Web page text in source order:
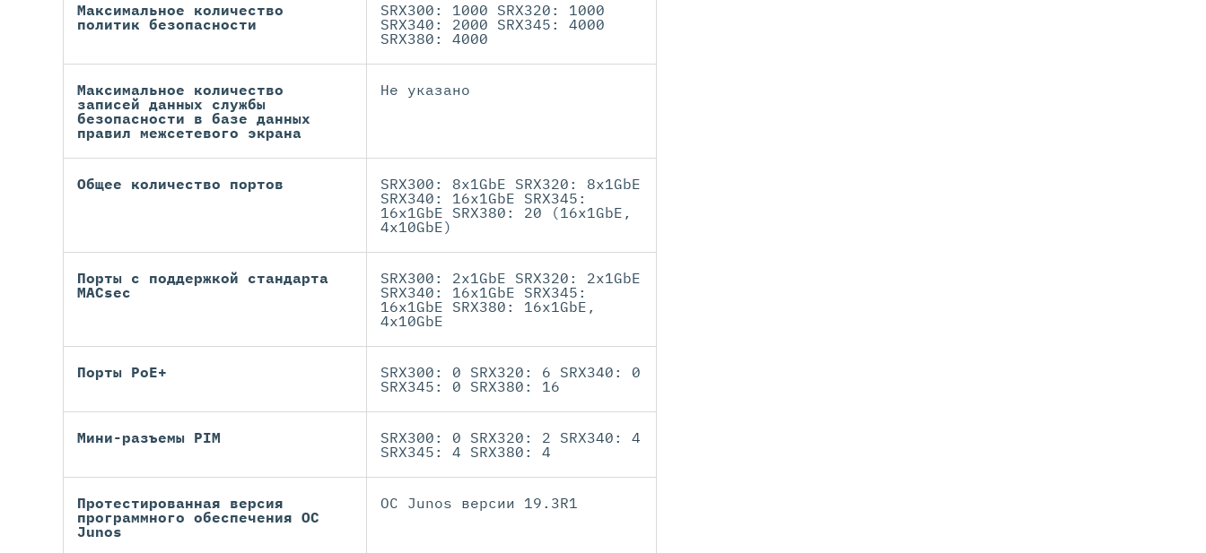
Максимальное количество
политик безопасности
SRX300: 1000 SRX320: 1000
SRX340: 2000 SRX345: 4000
SRX380: 4000
Максимальное количество
записей данных службы
безопасности в базе данных
правил межсетевого экрана
Не указано
Общее количество портов
SRX300: 8x1GbE SRX320: 8x1GbE
SRX340: 16x1GbE SRX345:
16x1GbE SRX380: 20 (16x1GbE,
4x10GbE)
Порты с поддержкой стандарта
MACsec
SRX300: 2x1GbE SRX320: 2x1GbE
SRX340: 16x1GbE SRX345:
16x1GbE SRX380: 16x1GbE,
4x10GbE
Порты PoE+
SRX300: 0 SRX320: 6 SRX340: 0
SRX345: 0 SRX380: 16
Мини-разъемы PIM
SRX300: 0 SRX320: 2 SRX340: 4
SRX345: 4 SRX380: 4
Протестированная версия
программного обеспечения ОС
Junos
ОС Junos версии 19.3R1